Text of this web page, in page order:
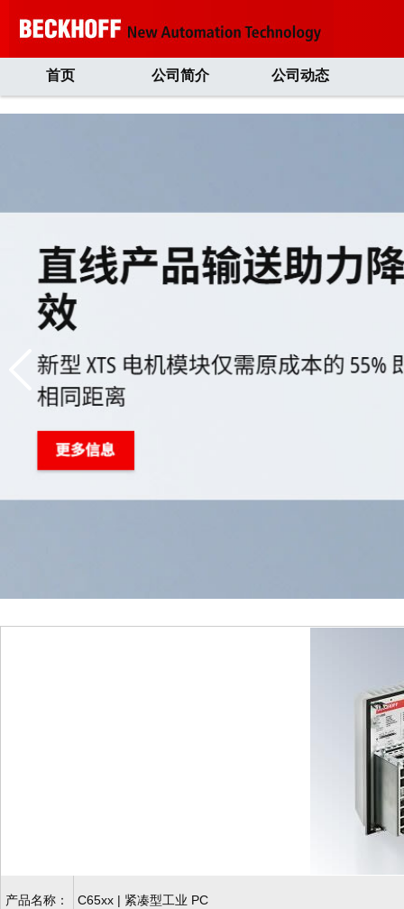
首页 公司简介 公司动态
产品名称： C65xx | 紧凑型工业 PC